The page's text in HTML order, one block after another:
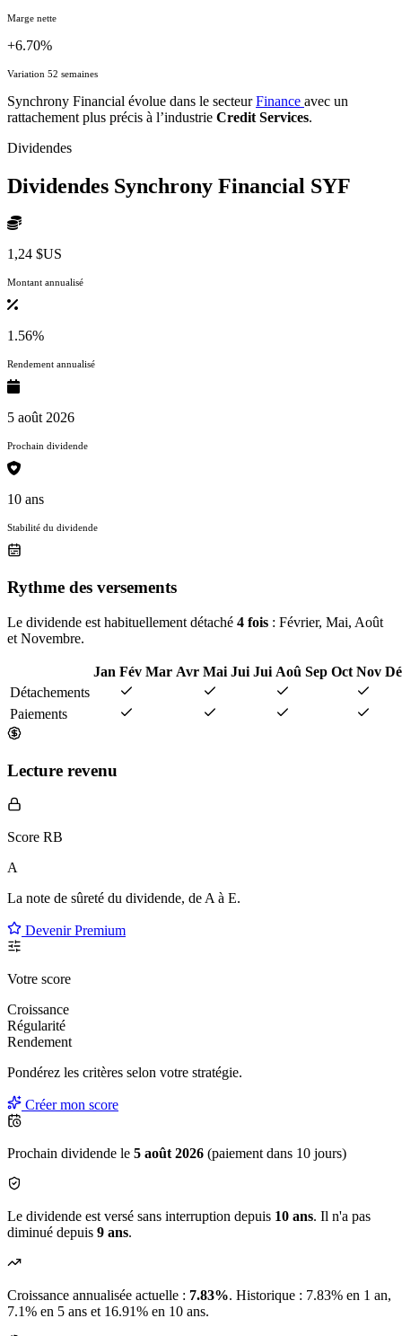
Marge nette
+6.70%
Variation 52 semaines
Synchrony Financial évolue dans le secteurFinance avec un
rattachement plus précis à l’industrie Credit Services.
Dividendes
Dividendes Synchrony Financial SYF
1,24 $US
Montant annualisé
1.56%
Rendement annualisé
5 août 2026
Prochain dividende
10 ans
Stabilité du dividende
Rythme des versements
Le dividende est habituellement détaché 4 fois : Février, Mai, Août
et Novembre.
Jan Fév Mar Avr Mai Jui Jui Aoû Sep Oct Nov
Détachements
Paiements
Lecture revenu
Score RB
A
La note de sûreté du dividende, de A à E.
Devenir Premium
Votre score
Croissance
Régularité
Rendement
Pondérez les critères selon votre stratégie.
Créer mon score
Prochain dividende le 5 août 2026 (paiement dans 10 jours)
Le dividende est versé sans interruption depuis 10 ans. Il n'a pas
diminué depuis 9 ans.
Croissance annualisée actuelle : 7.83%. Historique : 7.83% en 1 an,
7.1% en 5 ans et 16.91% en 10 ans.